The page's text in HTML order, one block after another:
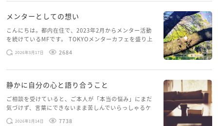
メンターとしての想い
こんにちは。都内在住で、2023年2月からメンター活動
を続けているMFです。 TOKYOメンターカフェを盛り上
げたいという想いから、勇気を出して初めてブログを投
稿してみようと思います。少し自分のことを書いてみま
2026年3月17日 2684
静かに自分の心と語り合うこと
ご相談を受けていると、ご本人が「本当の悩み」にまだ
気づけず、言葉にできないまま苦しんでいらっしゃるケ
ースがありますお悩みというのは、心の深いところ（深
2026年1月14日 7738